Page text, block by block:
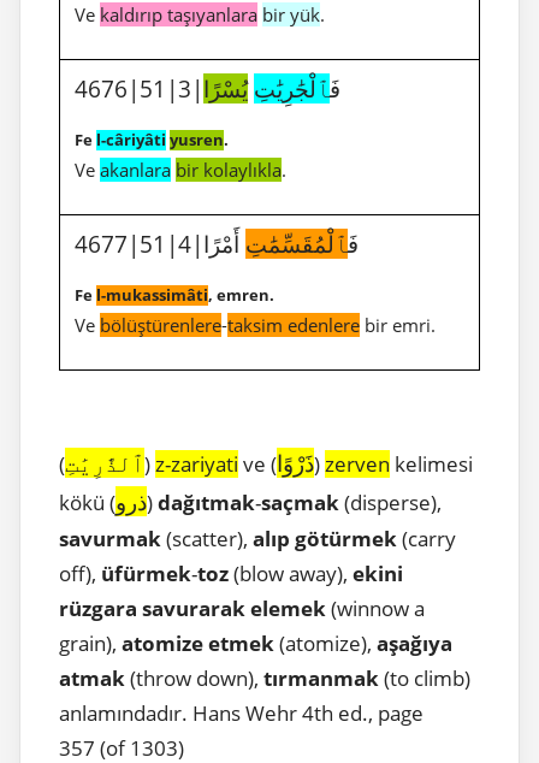
Ve kaldırıp taşıyanlara bir yük.
4676|51|3|فَٱلْجَٰرِيَٰتِ يُسْرًا
Fe l-câriyâti yusren.
Ve akanlara bir kolaylıkla.
4677|51|4|فَٱلْمُقَسِّمَٰتِ أَمْرًا
Fe l-mukassimâti, emren.
Ve bölüştürenlere-taksim edenlere bir emri.
(ٱلذَّٰرِيَٰتِ)z-zariyati ve (ذَرْوًا)zerven kelimesi
kökü (ذرو)dağıtmak-saçmak(disperse),
savurmak(scatter), alıp götürmek(carry
off), üfürmek-toz(blow away), ekini
rüzgara savurarak elemek(winnow a
grain), atomizeetmek(atomize), aşağıya
atmak(throw down), tırmanmak(to climb)
anlamındadır. Hans Wehr 4th ed., page
357 (of 1303)